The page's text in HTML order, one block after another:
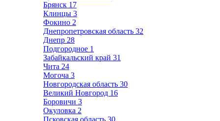
Брянск 17
Клинцы 3
Фокино 2
Днепропетровская область 32
Днепр 28
Подгородное 1
Забайкальский край 31
Чита 24
Могоча 3
Новгородская область 30
Великий Новгород 16
Боровичи 3
Окуловка 2
Псковская область 30